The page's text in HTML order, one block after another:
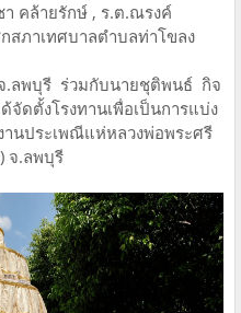
คล้ายรักษ์ , ร.ต.ณรงค์
สภาเทศบาลตำบลท่าโขลง
.ลพบุรี ร่วมกับนายชุติพนธ์ กิจ
ดตั้งโรงทานเพื่อเป็นการแบ่ง
นประเพณีแห่หลวงพ่อพระศรี
จ.ลพบุรี